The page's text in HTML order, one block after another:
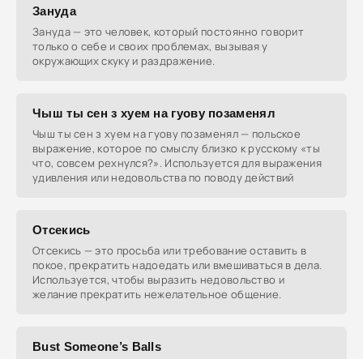
Зануда
Зануда — это человек, который постоянно говорит
только о себе и своих проблемах, вызывая у
окружающих скуку и раздражение.
Чыш ты сен з хуем на гуову позаменял
Чыш ты сен з хуем на гуову позаменял — польское
выражение, которое по смыслу близко к русскому «ты
что, совсем рехнулся?». Используется для выражения
удивления или недовольства по поводу действий
Отсекись
Отсекись — это просьба или требование оставить в
покое, прекратить надоедать или вмешиваться в дела.
Используется, чтобы выразить недовольство и
желание прекратить нежелательное общение.
Bust Someone’s Balls